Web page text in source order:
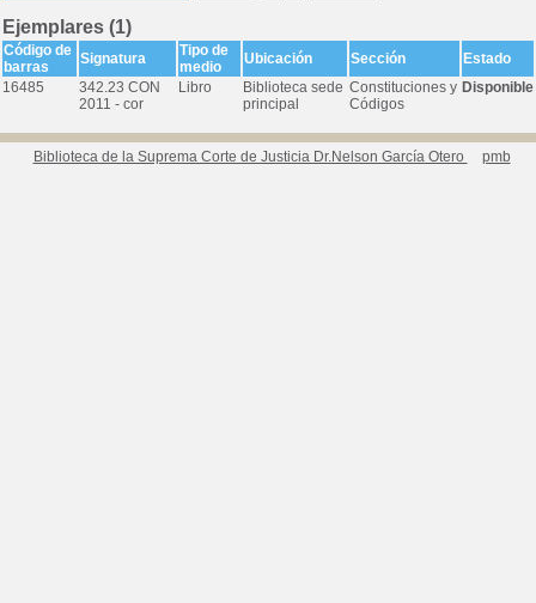
Ejemplares (1)
Código de
barras
Signatura
Tipo de
medio
Ubicación Sección
Estado
16485
342.23 CON
2011 - cor
Libro
Biblioteca sede
principal
Constituciones y
Códigos
Disponible
Biblioteca de la Suprema Corte de Justicia Dr.Nelson García Otero pmb